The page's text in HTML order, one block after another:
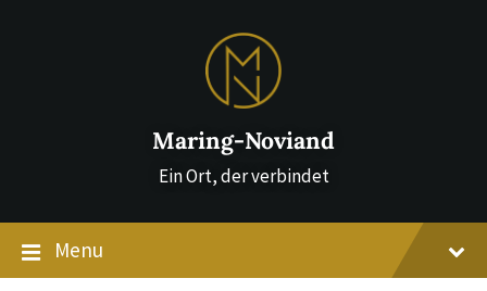
Maring-Noviand
Ein Ort, der verbindet
Menu